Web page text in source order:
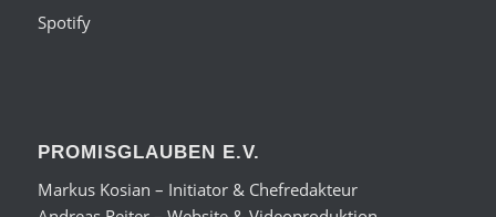
Spotify
PROMISGLAUBEN E.V.
Markus Kosian – Initiator & Chefredakteur